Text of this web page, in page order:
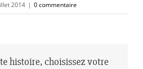
2014 | 0 commentaire
histoire, choisissez votre